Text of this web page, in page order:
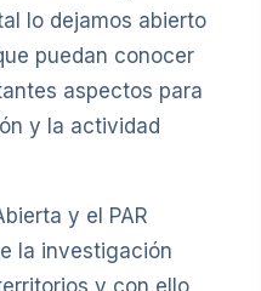
lo dejamos abierto
puedan conocer
aspectos para
y la actividad
y el PAR
la investigación